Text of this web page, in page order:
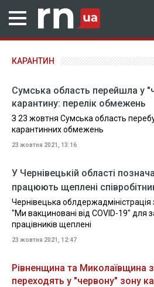
КАРАНТИН
Сумська область перейшла у
карантину: перелік обмежень
З 23 жовтня Сумська область
карантинних обмежень
23 жовтня 2021, 13:16
У Чернівецькій області
працюють щеплені
Чернівецька облдержадміністрація
"Ми вакциновані від COVID-19" для
працівників щеплені
23 жовтня 2021, 12:47
Рівненщина та Миколаївщина
переходять у "червону" зону